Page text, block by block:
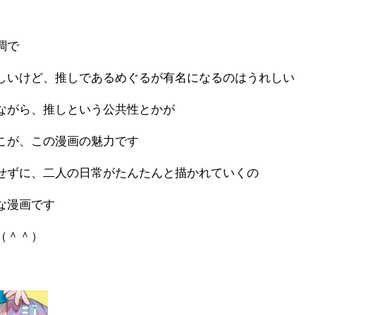
で
いけど、推しであるめぐるが有名になるのはうれしい
がら、推しという公共性とかが
が、この漫画の魅力です
ずに、二人の日常がたんたんと描かれていくの
漫画です
＾）